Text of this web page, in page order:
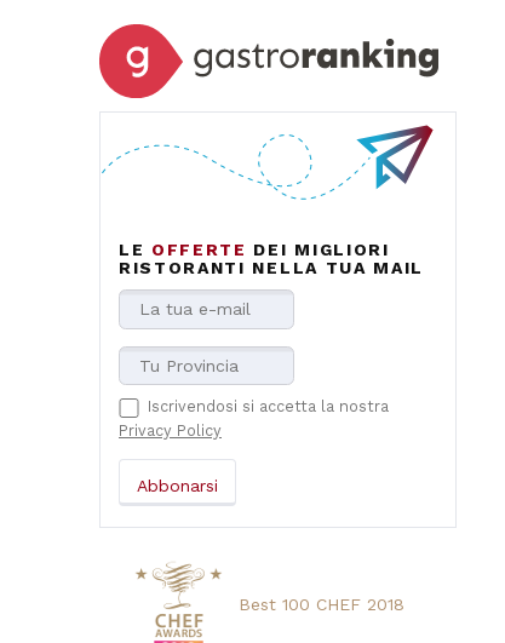
LE OFFERTE DEI MIGLIORI
RISTORANTI NELLA TUA MAIL
Iscrivendosi si accetta la nostra
Privacy Policy
Best 100 CHEF 2018